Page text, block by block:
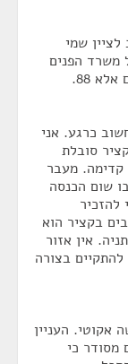
חשוב לציין שמי
של משרד הפנים
כרגע. אני
סובלת
קדימה. מעבר
שום הכנסה
להזכיר
בקציר הוא
אין אזור
בצורה
אקוטי. העניין
מסודר כי